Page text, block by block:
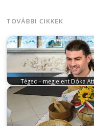
TOVÁBBI CIKKEK
Téged - megjelent Dóka
március 29, 2025
Téged
első verseskötete, amely